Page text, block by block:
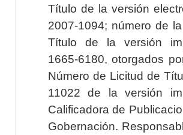
Título de la versión
2007-1094; número de
Título de la versión
1665-6180, otorgados
Número de Licitud de
11022 de la versión
Calificadora de
Gobernación.